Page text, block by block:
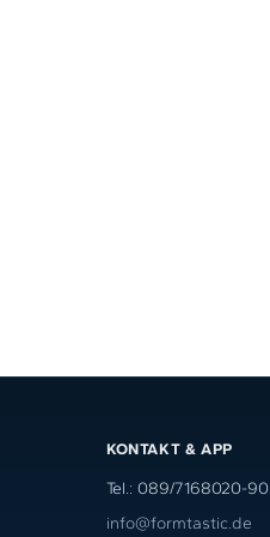
KONTAKT & APP
Tel.: 089/7168020-90
info@formtastic.de